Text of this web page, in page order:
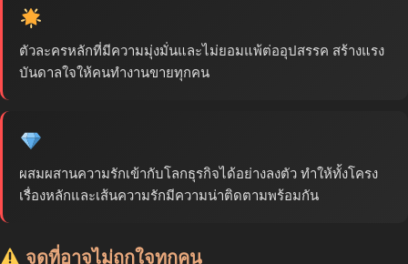
ตัวละครหลักที่มีความมุ่งมั่นและไม่ยอมแพ้ต่ออุปสรรค สร้างแรง
บันดาลใจให้คนทำงานขายทุกคน
ผสมผสานความรักเข้ากับโลกธุรกิจได้อย่างลงตัว ทำให้ทั้งโครง
เรื่องหลักและเส้นความรักมีความน่าติดตามพร้อมกัน
จุดที่อาจไม่ถูกใจทุกคน